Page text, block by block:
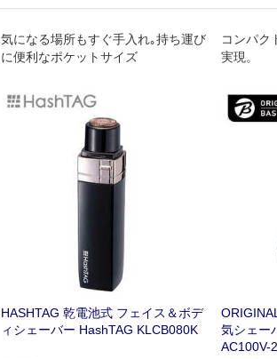
気になる場所もすぐ手入れ｡持ち運び
に便利なポケットサイズ
HASHTAG 乾電池式 フェイス＆ボデ
ィシェーバー HashTAG KLCB080K
コンパク
実現。
気シェー
AC100V-